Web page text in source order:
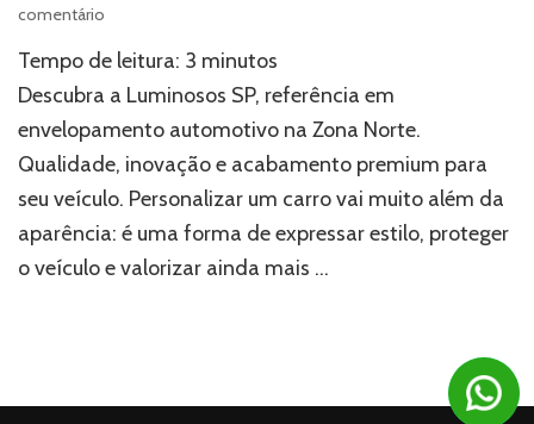
comentário
opção
de
automotivo
na
Zona
Norte
Tempo de leitura: 3 minutos
Descubra a Luminosos SP, referência em
envelopamento automotivo na Zona Norte.
Qualidade, inovação e acabamento premium para
seu veículo. Personalizar um carro vai muito além da
aparência: é uma forma de expressar estilo, proteger
o veículo e valorizar ainda mais …